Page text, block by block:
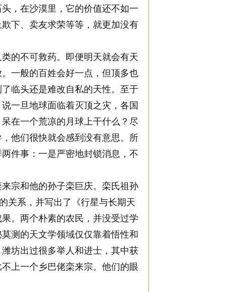
，在沙漠里，它的价值还不如一
下、卖友求荣等等，就更加没有
的不可救药。即便明天就会有天
一般的百姓会好一点，但顶多也
临头还是难改自私的天性。至于
一旦地球面临着灭顶之灾，各国
在一个荒凉的月球上干什么？尽
他们很快就会感到没有意思。所
件事：一是严密地封锁消息，不
宗和他的孙子栾巨庆。栾氏祖孙
关系，并写出了《行星与长期天
。两个朴素的农民，并没受过学
测的天文学领域仅仅靠着悟性和
坊出过很多举人和进士，其中获
上一个乡巴佬栾来宗。他们的眼